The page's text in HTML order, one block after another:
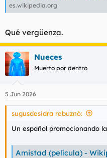
es.wikipedia.org
Qué vergüenza.
Nueces
Muerto por dentro
5 Jun 2026
sugusdesidra rebuznó:
Un español promocionando
Amistad (película) -